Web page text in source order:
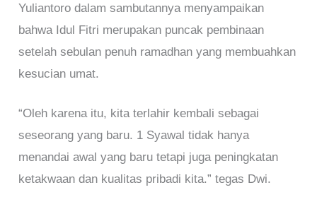
Yuliantoro dalam sambutannya menyampaikan
bahwa Idul Fitri merupakan puncak pembinaan
setelah sebulan penuh ramadhan yang membuahkan
kesucian umat.
“Oleh karena itu, kita terlahir kembali sebagai
seseorang yang baru. 1 Syawal tidak hanya
menandai awal yang baru tetapi juga peningkatan
ketakwaan dan kualitas pribadi kita.” tegas Dwi.